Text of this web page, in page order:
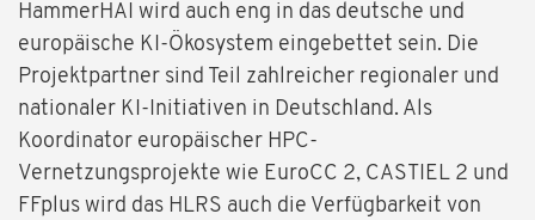
HammerHAI wird auch eng in das deutsche und
europäische KI-Ökosystem eingebettet sein. Die
Projektpartner sind Teil zahlreicher regionaler und
nationaler KI-Initiativen in Deutschland. Als
Koordinator europäischer HPC-
Vernetzungsprojekte wie EuroCC 2, CASTIEL 2 und
FFplus wird das HLRS auch die Verfügbarkeit von